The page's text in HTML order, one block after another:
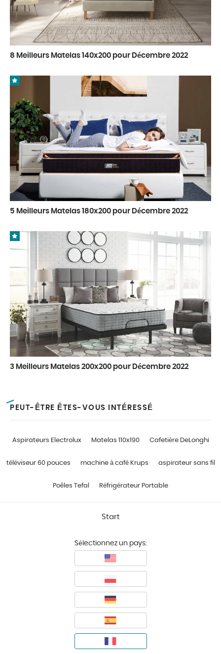
8 Meilleurs Matelas 140x200 pour Décembre 2022
5 Meilleurs Matelas 180x200 pour Décembre 2022
3 Meilleurs Matelas 200x200 pour Décembre 2022
PEUT-ÊTRE ÊTES-VOUS INTÉRESSÉ
Aspirateurs Electrolux Matelas 110x190 Cafetière DeLonghi
téléviseur 60 pouces machine à café Krups aspirateur sans fil
Poêles Tefal Réfrigérateur Portable
Start
Sélectionnez un pays: